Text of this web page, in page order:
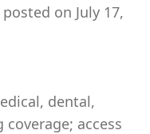
on July 17,
dental,
access